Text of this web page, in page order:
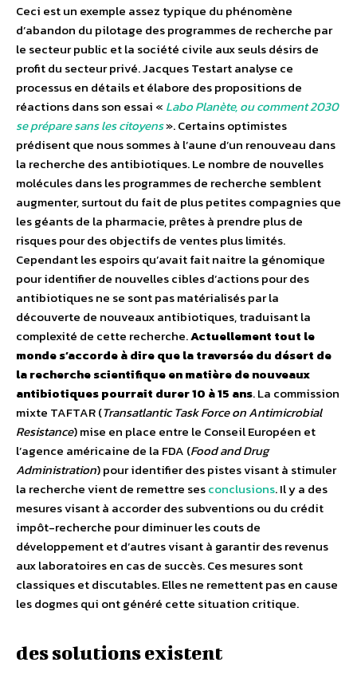
Ceci est un exemple assez typique du phénomène
d’abandon du pilotage des programmes de recherche par
le secteur public et la société civile aux seuls désirs de
profit du secteur privé. Jacques Testart analyse ce
processus en détails et élabore des propositions de
réactions dans son essai « Labo Planète, ou comment 2030
se prépare sans les citoyens». Certains optimistes
prédisent que nous sommes à l’aune d’un renouveau dans
la recherche des antibiotiques. Le nombre de nouvelles
molécules dans les programmes de recherche semblent
augmenter, surtout du fait de plus petites compagnies que
les géants de la pharmacie, prêtes à prendre plus de
risques pour des objectifs de ventes plus limités.
Cependant les espoirs qu’avait fait naitre la génomique
pour identifier de nouvelles cibles d’actions pour des
antibiotiques ne se sont pas matérialisés par la
découverte de nouveaux antibiotiques, traduisant la
complexité de cette recherche.Actuellement tout le
monde s’accorde à dire que la traversée du désert de
la recherche scientifique en matière de nouveaux
antibiotiques pourrait durer 10 à 15 ans. La commission
mixte TAFTAR (Transatlantic Task Force on Antimicrobial
Resistance) mise en place entre le Conseil Européen et
l’agence américaine de la FDA (Food and Drug
Administration) pour identifier des pistes visant à stimuler
la recherche vient de remettre sesconclusions. Il y a des
mesures visant à accorder des subventions ou du crédit
impôt-recherche pour diminuer les couts de
développement et d’autres visant à garantir des revenus
aux laboratoires en cas de succès. Ces mesures sont
classiques et discutables. Elles ne remettent pas en cause
les dogmes qui ont généré cette situation critique.
des solutions existent